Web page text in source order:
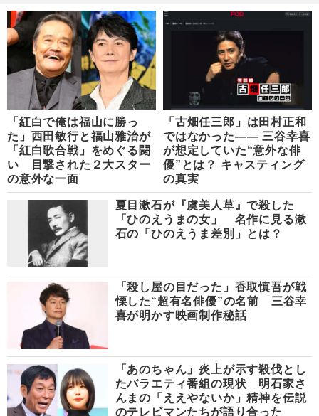
「紅白で俺は福山に勝っ
た」西田敏行と福山雅治が
「紅白歌合戦」をめぐる闘
い 目撃された２大スター
の意外な一面
「古畑任三郎」は田村正和
ではなかった―― 三谷幸喜
が想定していた“意外な俳
優”とは？ キャスティング
の真実
夏目漱石が『虞美人草』で殺した
「ひのえうまの女」 名作に見る漱
石の「ひのえうま差別」とは？
「殺し屋の目だった」香取慎吾が戦
慄した“超有名俳優”の名前 三谷幸
喜が明かす映画制作秘話
「あのちゃん」炎上が示す殺伐とし
たバラエティ番組の現状 明石家さ
んまの「ええやないか」精神を伝説
のテレビマンたちが語り合った